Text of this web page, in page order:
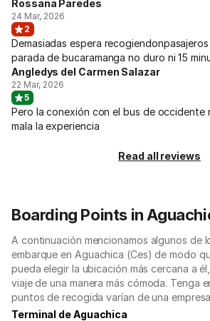
Rossana Paredes
24 Mar, 2026
2
Demasiadas espera
parada de bucaramanga no duro ni 15
Angledys del Carmen Salazar
22 Mar, 2026
5
Pero la conexión con el bus de occidente
mala la experiencia
Read all reviews
Boarding Points in
A continuación mencionamos algunos de
embarque en Aguachica (Ces) de modo
pueda elegir la ubicación más cercana a
viaje de una manera más cómoda. Tenga
puntos de recogida varían de una
Terminal de Aguachica